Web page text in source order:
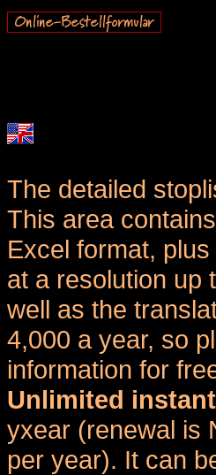
The detailed
This area
Excel format,
at a resolution up
well as the
4,000 a year, so
information for
Unlimited
yxear (renewal is
per year). It can